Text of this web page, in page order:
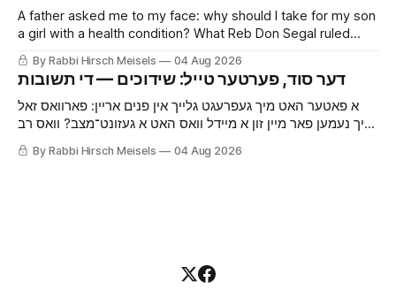
A father asked me to my face: why should I take for my son
a girl with a health condition? What Reb Don Segal ruled
about the secret and about when it is said, why the parents
who hide it are doing a calculation on Hashem’s behalf, and
the answer to "but what about our other children."
By Rabbi Hirsch Meisels 04 Aug 2026
א פאטער האט מיך געפרעגט גלייך אין פנים אריין: פארוואס זאל
איך נעמען פאר מיין זון א מיידל וואס האט א געזונט־מצב? וואס רב
דן סגל האט געפסק’נט איבערן סוד און איבער ווען מען דערציילט
עס, פארוואס די וואס באהאלטן עס מאכן א חשבון פארן
By Rabbi Hirsch Meisels 04 Aug 2026